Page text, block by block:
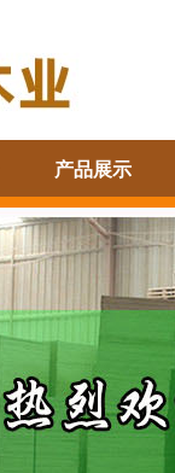
产品展示